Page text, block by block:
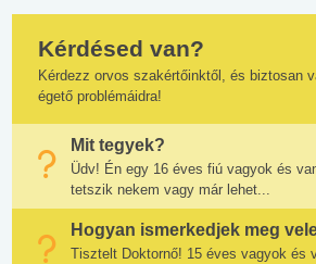
Kérdésed van?
Kérdezz orvos szakértőinktől, és biztosan
égető problémáidra!
Mit tegyek?
Üdv! Én egy 16 éves fiú vagyok és
tetszik nekem vagy már lehet...
Hogyan ismerkedjek meg
Tisztelt Doktornő! 15 éves vagyok és